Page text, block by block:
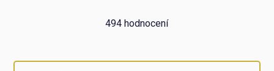
hodnocení
5,0
494 hodnocení